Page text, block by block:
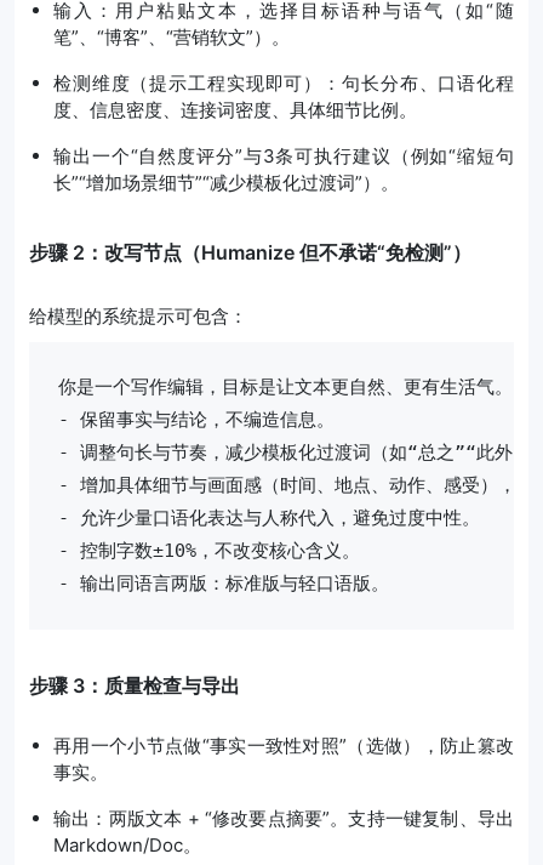
输入：用户粘贴文本，选择目标语种与语气（如“随
笔”、“博客”、“营销软文”）。
检测维度（提示工程实现即可）：句长分布、口语化程
度、信息密度、连接词密度、具体细节比例。
输出一个“自然度评分”与3条可执行建议（例如“缩短句
长”“增加场景细节”“减少模板化过渡词”）。
步骤 2：改写节点（Humanize 但不承诺“免检测”）
给模型的系统提示可包含：
你是一个写作编辑，目标是让文本更自然、更有生活气。
- 保留事实与结论，不编造信息。
- 调整句长与节奏，减少模板化过渡词（如“总之”“此外”
- 增加具体细节与画面感（时间、地点、动作、感受），但
- 允许少量口语化表达与人称代入，避免过度中性。
- 控制字数±10%，不改变核心含义。
步骤 3：质量检查与导出
再用一个小节点做“事实一致性对照”（选做），防止篡改
事实。
输出：两版文本 + “修改要点摘要”。支持一键复制、导出
Markdown/Doc。